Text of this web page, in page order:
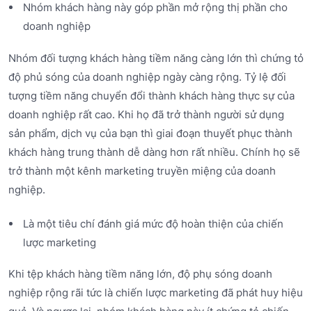
Nhóm khách hàng này góp phần mở rộng thị phần cho
doanh nghiệp
Nhóm đối tượng khách hàng tiềm năng càng lớn thì chứng tỏ
độ phủ sóng của doanh nghiệp ngày càng rộng. Tỷ lệ đối
tượng tiềm năng chuyển đổi thành khách hàng thực sự của
doanh nghiệp rất cao. Khi họ đã trở thành người sử dụng
sản phẩm, dịch vụ của bạn thì giai đoạn thuyết phục thành
khách hàng trung thành dễ dàng hơn rất nhiều. Chính họ sẽ
trở thành một kênh marketing truyền miệng của doanh
nghiệp.
Là một tiêu chí đánh giá mức độ hoàn thiện của chiến
lược marketing
Khi tệp khách hàng tiềm năng lớn, độ phụ sóng doanh
nghiệp rộng rãi tức là chiến lược marketing đã phát huy hiệu